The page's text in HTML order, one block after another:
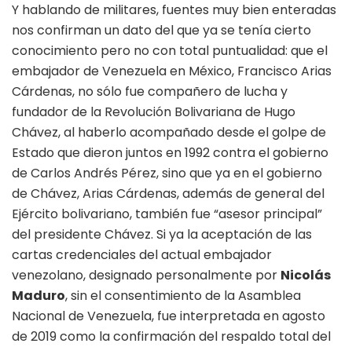
Y hablando de militares, fuentes muy bien enteradas
nos confirman un dato del que ya se tenía cierto
conocimiento pero no con total puntualidad: que el
embajador de Venezuela en México, Francisco Arias
Cárdenas, no sólo fue compañero de lucha y
fundador de la Revolución Bolivariana de Hugo
Chávez, al haberlo acompañado desde el golpe de
Estado que dieron juntos en 1992 contra el gobierno
de Carlos Andrés Pérez, sino que ya en el gobierno
de Chávez, Arias Cárdenas, además de general del
Ejército bolivariano, también fue “asesor principal”
del presidente Chávez. Si ya la aceptación de las
cartas credenciales del actual embajador
venezolano, designado personalmente por Nicolás
Maduro, sin el consentimiento de la Asamblea
Nacional de Venezuela, fue interpretada en agosto
de 2019 como la confirmación del respaldo total del